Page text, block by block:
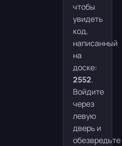
чтобы
увидеть
код,
написанный
на
доске:
2552.
Войдите
через
левую
дверь и
обезвредьте